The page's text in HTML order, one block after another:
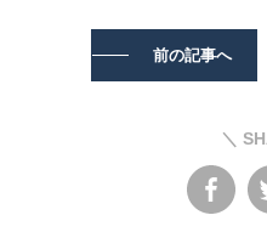
前の記事へ
＼